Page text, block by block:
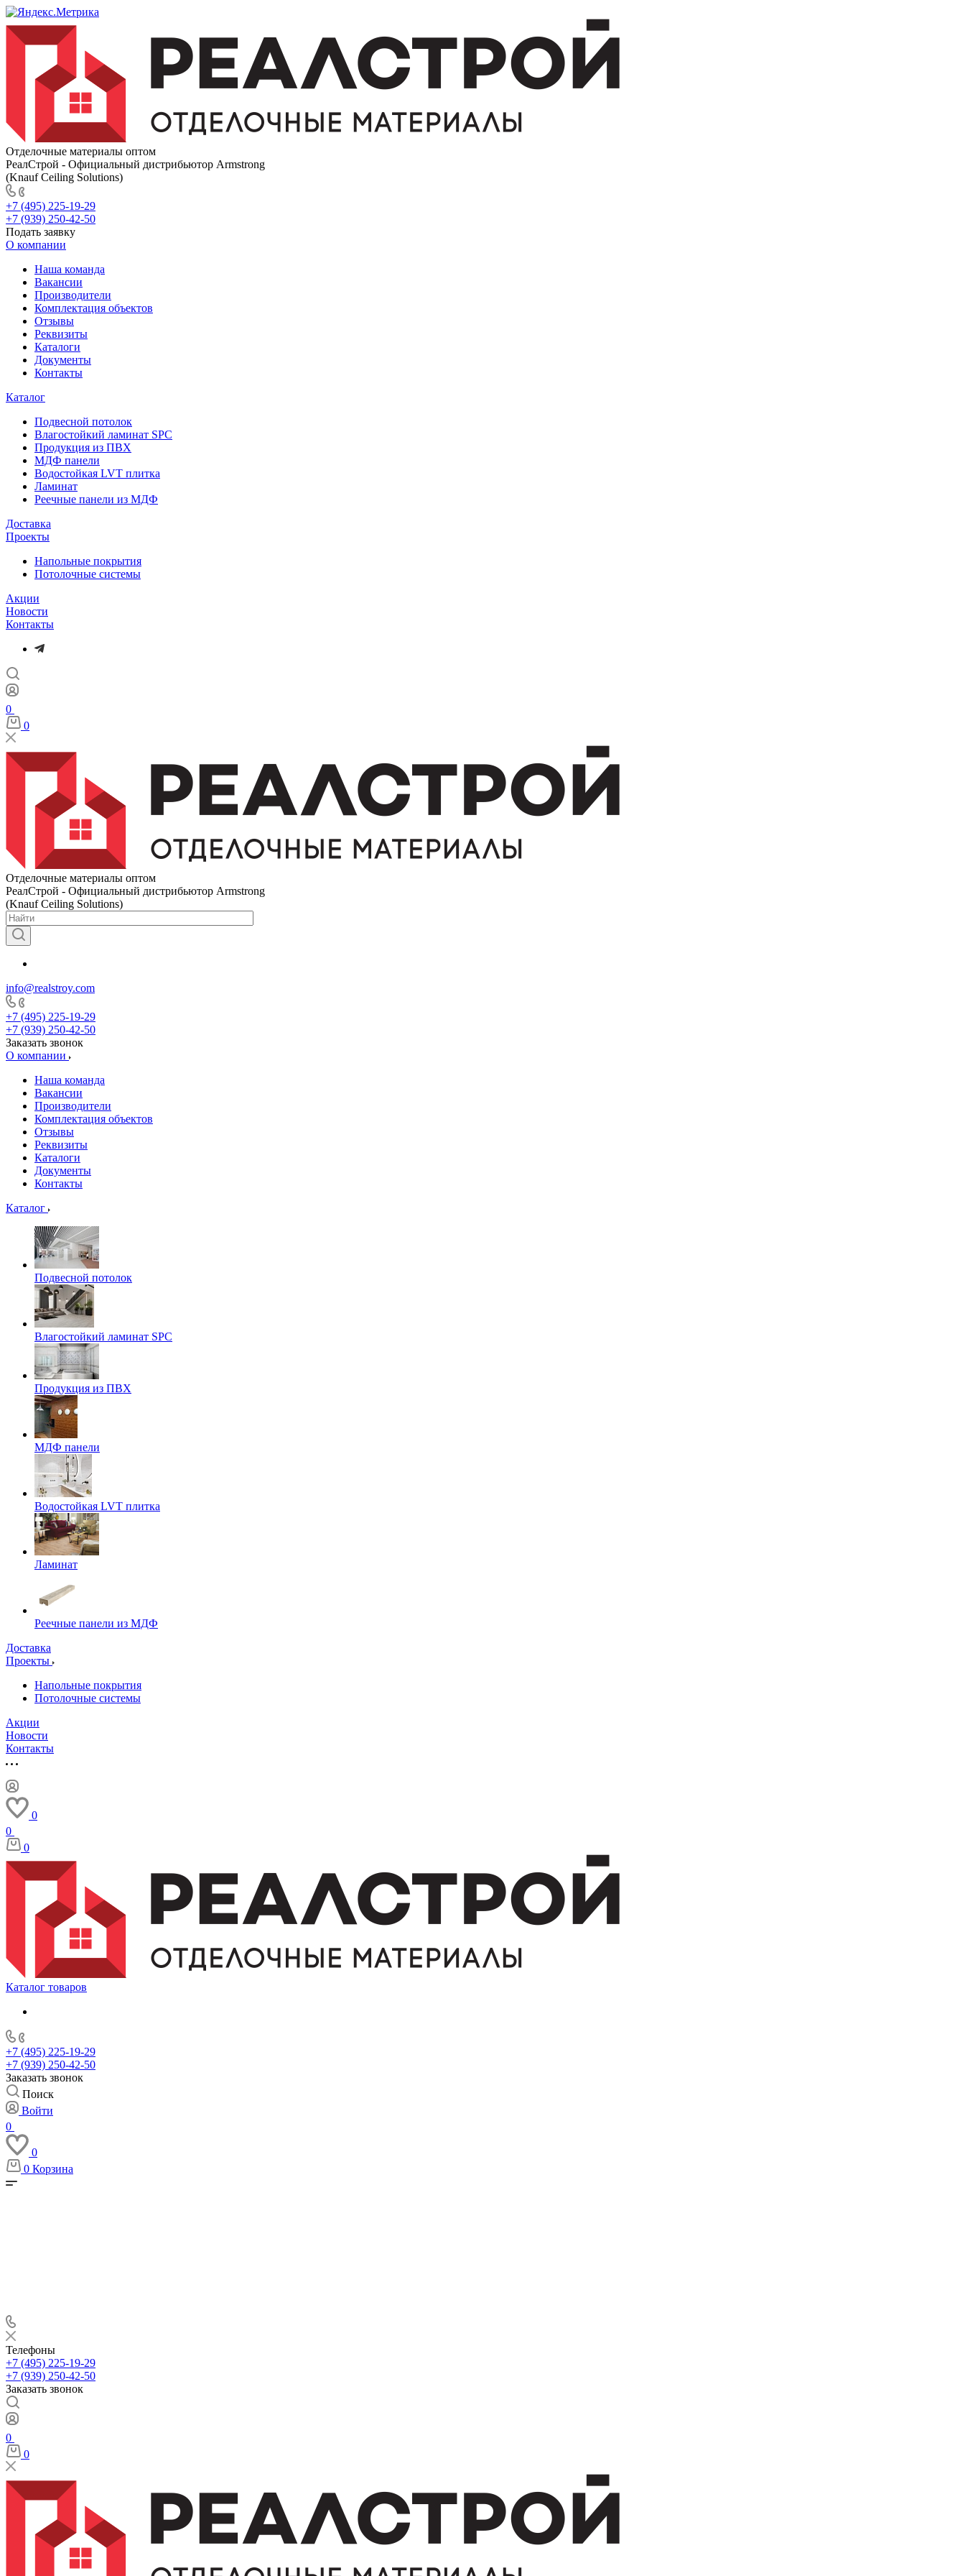
Отделочные материалы оптом
РеалСтрой - Официальный дистрибьютор Armstrong
(Knauf Ceiling Solutions)
+7 (495) 225-19-29
+7 (939) 250-42-50
Подать заявку
О компании
Наша команда
Вакансии
Производители
Комплектация объектов
Отзывы
Реквизиты
Каталоги
Документы
Контакты
Каталог
Подвесной потолок
Влагостойкий ламинат SPC
Продукция из ПВХ
МДФ панели
Водостойкая LVT плитка
Ламинат
Реечные панели из МДФ
Доставка
Проекты
Напольные покрытия
Потолочные системы
Акции
Новости
Контакты
0
0
Отделочные материалы оптом
РеалСтрой - Официальный дистрибьютор Armstrong
(Knauf Ceiling Solutions)
info@realstroy.com
+7 (495) 225-19-29
+7 (939) 250-42-50
Заказать звонок
О компании
Наша команда
Вакансии
Производители
Комплектация объектов
Отзывы
Реквизиты
Каталоги
Документы
Контакты
Каталог
Подвесной потолок
Влагостойкий ламинат SPC
Продукция из ПВХ
МДФ панели
Водостойкая LVT плитка
Ламинат
Реечные панели из МДФ
Доставка
Проекты
Напольные покрытия
Потолочные системы
Акции
Новости
Контакты
0
0
0
Каталог товаров
+7 (495) 225-19-29
+7 (939) 250-42-50
Заказать звонок
Поиск
Войти
0
0
0 Корзина
Телефоны
+7 (495) 225-19-29
+7 (939) 250-42-50
Заказать звонок
0
0